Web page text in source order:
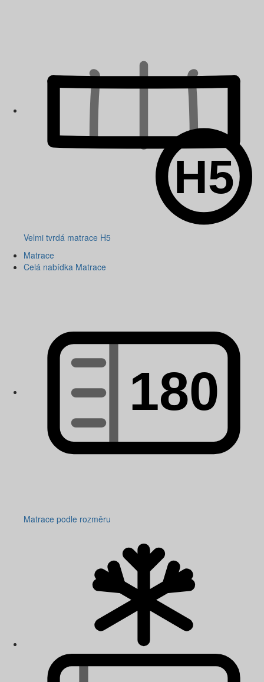
Velmi tvrdá matrace H5
Matrace
Celá nabídka Matrace
Matrace podle rozměru